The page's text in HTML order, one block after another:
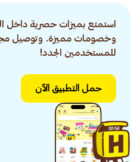
استمتع بميزات حصرية داخل
وخصومات مميزة. وتوصيل
للمستخدمين الجدد!
حمل التطبيق الآن